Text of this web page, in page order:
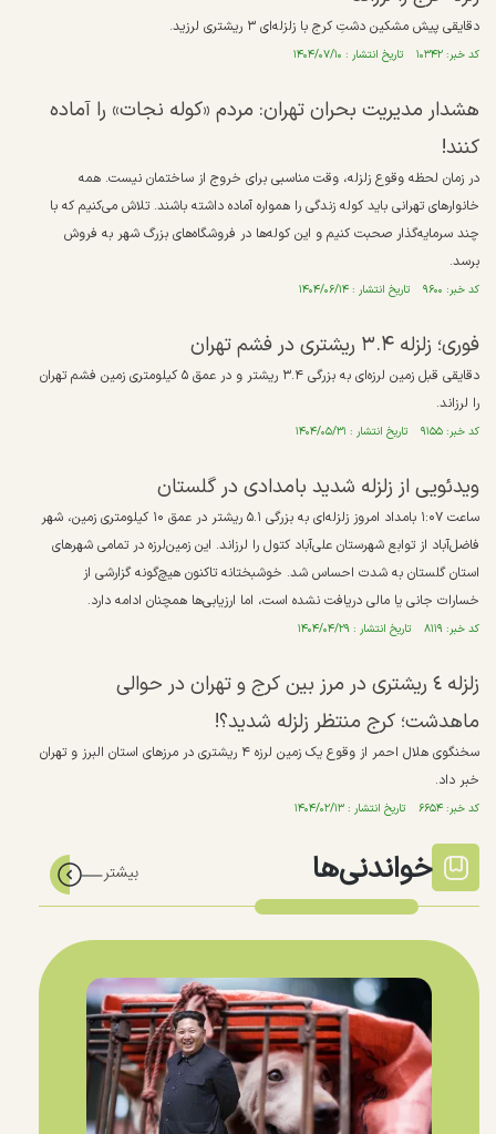
دقایقی پیش مشکین دشتِ کرج با زلزله‌ای ۳ ریشتری لرزید.
کد خبر: ۱۰۳۴۲ تاریخ انتشار : ۱۴۰۴/۰۷/۱۰
هشدار مدیریت بحران تهران: مردم «کوله نجات» را آماده
کنند!
در زمان لحظه وقوع زلزله، وقت مناسبی برای خروج از ساختمان نیست. همه
خانوار‌های تهرانی باید کوله زندگی را همواره آماده داشته باشند. تلاش می‌کنیم که با
چند سرمایه‌گذار صحبت کنیم و این کوله‌ها در فروشگاه‌های بزرگ شهر به فروش
برسد.
کد خبر: ۹۶۰۰ تاریخ انتشار : ۱۴۰۴/۰۶/۱۴
فوری؛ زلزله ۳.۴ ریشتری در فشم تهران
دقایقی قبل زمین لرزه‌ای به بزرگی ۳.۴ ریشتر و در عمق ۵ کیلومتری زمین فشم تهران
را لرزاند.
کد خبر: ۹۱۵۵ تاریخ انتشار : ۱۴۰۴/۰۵/۳۱
ویدئویی از زلزله شدید بامدادی در گلستان
ساعت ۱:۰۷ بامداد امروز زلزله‌ای به بزرگی ۵.۱ ریشتر در عمق ۱۰ کیلومتری زمین، شهر
فاضل‌آباد از توابع شهرستان علی‌آباد کتول را لرزاند. این زمین‌لرزه در تمامی شهرهای
استان گلستان به شدت احساس شد. خوشبختانه تاکنون هیچ‌گونه گزارشی از
خسارات جانی یا مالی دریافت نشده است، اما ارزیابی‌ها همچنان ادامه دارد.
کد خبر: ۸۱۱۹ تاریخ انتشار : ۱۴۰۴/۰۴/۲۹
زلزله ٤ ریشتری در مرز بین کرج و تهران در حوالی
ماهدشت؛ کرج منتظر زلزله شدید؟!
سخنگوی هلال احمر از وقوع یک زمین لرزه ۴ ریشتری در مرز‌های استان البرز و تهران
خبر داد.
کد خبر: ۶۶۵۴ تاریخ انتشار : ۱۴۰۴/۰۲/۱۳
خواندنی‌ها